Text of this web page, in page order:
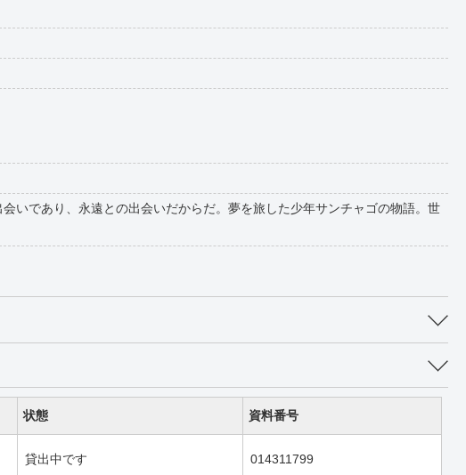
いであり、永遠との出会いだからだ。夢を旅した少年サンチャゴの物語。世
状態 資料番号
貸出中です 014311799